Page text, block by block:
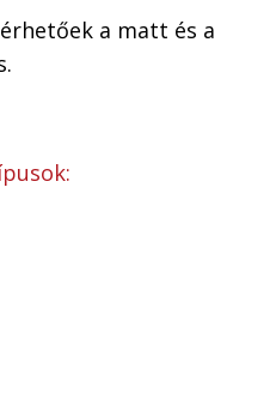
a matt és a